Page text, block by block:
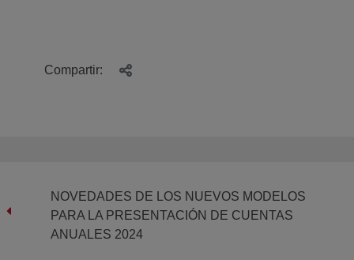
Compartir:
NOVEDADES DE LOS NUEVOS MODELOS
PARA LA PRESENTACIÓN DE CUENTAS
ANUALES 2024